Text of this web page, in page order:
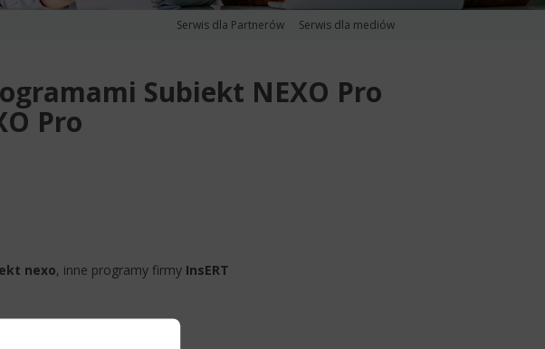
Serwis dla Partnerów Serwis dla mediów
Subiekt NEXO Pro
Pro
nexo, inne programy firmy InsERT